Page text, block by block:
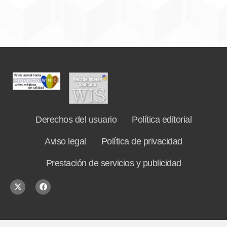
Derechos del usuario Política editorial
Aviso legal Política de privacidad
Prestación de servicios y publicidad